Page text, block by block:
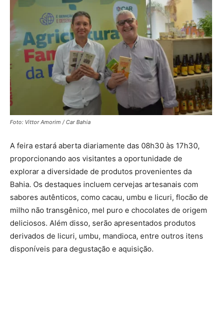
Foto: Vittor Amorim / Car Bahia
A feira estará aberta diariamente das 08h30 às 17h30,
proporcionando aos visitantes a oportunidade de
explorar a diversidade de produtos provenientes da
Bahia. Os destaques incluem cervejas artesanais com
sabores autênticos, como cacau, umbu e licuri, flocão de
milho não transgênico, mel puro e chocolates de origem
deliciosos. Além disso, serão apresentados produtos
derivados de licuri, umbu, mandioca, entre outros itens
disponíveis para degustação e aquisição.